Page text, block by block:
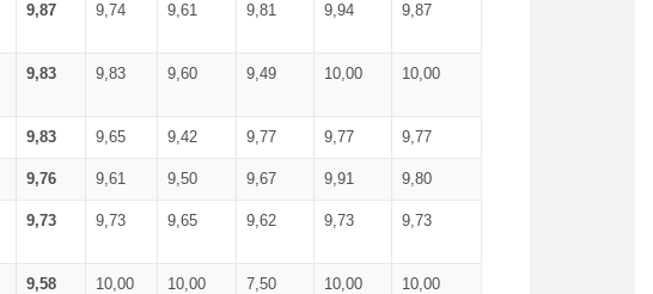
9,87 9,74 9,61 9,81 9,94 9,87
9,83 9,83 9,60 9,49 10,00 10,00
9,83 9,65 9,42 9,77 9,77 9,77
9,76 9,61 9,50 9,67 9,91 9,80
9,73 9,73 9,65 9,62 9,73 9,73
9,58 10,00 10,00 7,50 10,00 10,00